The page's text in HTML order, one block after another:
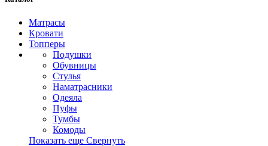
Матрасы
Кровати
Топперы
Подушки
Обувницы
Стулья
Наматрасники
Одеяла
Пуфы
Тумбы
Комоды
Показать еще Свернуть